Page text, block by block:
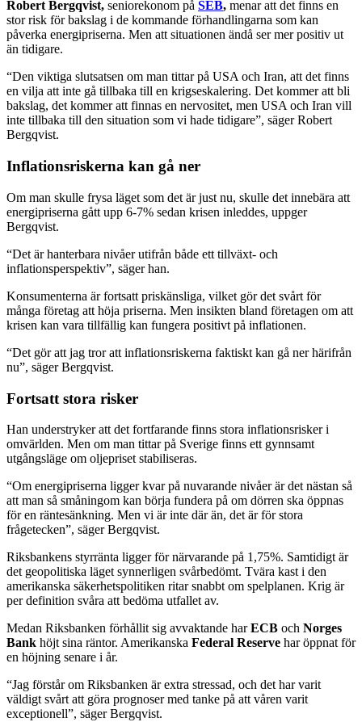
Robert Bergqvist, seniorekonom på SEB, menar att det finns en
stor risk för bakslag i de kommande förhandlingarna som kan
påverka energipriserna. Men att situationen ändå ser mer positiv ut
än tidigare.
“Den viktiga slutsatsen om man tittar på USA och Iran, att det finns
en vilja att inte gå tillbaka till en krigseskalering. Det kommer att bli
bakslag, det kommer att finnas en nervositet, men USA och Iran vill
inte tillbaka till den situation som vi hade tidigare”, säger Robert
Bergqvist.
Inflationsriskerna kan gå ner
Om man skulle frysa läget som det är just nu, skulle det innebära att
energipriserna gått upp 6-7% sedan krisen inleddes, uppger
Bergqvist.
“Det är hanterbara nivåer utifrån både ett tillväxt- och
inflationsperspektiv”, säger han.
Konsumenterna är fortsatt priskänsliga, vilket gör det svårt för
många företag att höja priserna. Men insikten bland företagen om att
krisen kan vara tillfällig kan fungera positivt på inflationen.
“Det gör att jag tror att inflationsriskerna faktiskt kan gå ner härifrån
nu”, säger Bergqvist.
Fortsatt stora risker
Han understryker att det fortfarande finns stora inflationsrisker i
omvärlden. Men om man tittar på Sverige finns ett gynnsamt
utgångsläge om oljepriset stabiliseras.
“Om energipriserna ligger kvar på nuvarande nivåer är det nästan så
att man så småningom kan börja fundera på om dörren ska öppnas
för en räntesänkning. Men vi är inte där än, det är för stora
frågetecken”, säger Bergqvist.
Riksbankens styrränta ligger för närvarande på 1,75%. Samtidigt är
det geopolitiska läget synnerligen svårbedömt. Tvära kast i den
amerikanska säkerhetspolitiken ritar snabbt om spelplanen. Krig är
per definition svåra att bedöma utfallet av.
Medan Riksbanken förhållit sig avvaktande harECB och Norges
Bank höjt sina räntor. Amerikanska Federal Reserve har öppnat för
en höjning senare i år.
“Jag förstår om Riksbanken är extra stressad, och det har varit
väldigt svårt att göra prognoser med tanke på att våren varit
exceptionell”, säger Bergqvist.